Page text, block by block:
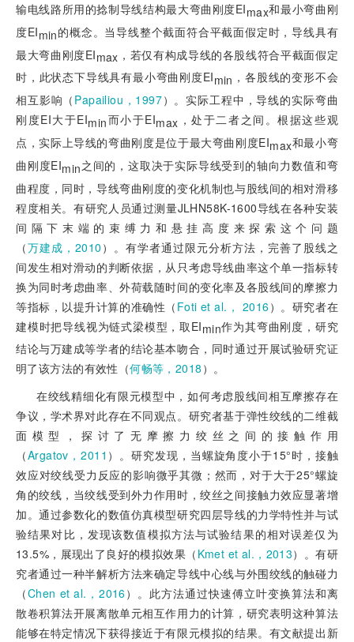
输电线路所用的捻制导线结构最大弯曲刚度EImax和最小弯曲刚
度EImin的概念。当导线整个截面符合平截面假定时，导线具有
最大弯曲刚度EImax ，若仅有构成导线的各股线符合平截面假定
时，此状态下导线具有最小弯曲刚度EImin ，各股线的变形不会
相互影响（ Papailiou，1997）。实际工程中，导线的实际弯曲
刚度EI大于EImin而小于EImax ，处于二者之间。根据这些观
点，实际上导线的弯曲刚度是位于最大弯曲刚度EImax和最小弯
曲刚度EImin之间的，这取决于实际导线受到的轴向力数值和弯
曲程度，同时，导线弯曲刚度的变化机制也与股线间的相对滑移
程度相关。有研究人员通过测量JLHN58K-1600导线在各种安装
间隔下末端的束缚力和悬挂高度来探索这个问题
（万建成，2010 ）。有学者通过限元分析方法，完善了股线之
间发生相对滑动的判断依据，从只考虑导线曲率这个单一指标转
换为同时考虑曲率、外荷载随时间的变化率及各股线间的摩擦力
等指标，以提升计算的准确性（ Foti et al.， 2016）。研究者在
建模时把导线视为链式梁模型，取EImin作为其弯曲刚度，研究
结论与万建成等学者的结论基本吻合，同时通过开展试验研究证
明了该方法的有效性（何畅等，2018 ）。
在绞线精细化有限元模型中，如何考虑股线间相互摩擦存在
争议，学术界对此存在不同观点。研究者基于弹性绞线的二维截
面模型，探讨了无摩擦力绞丝之间的接触作用
（Argatov，2011 ）。研究发现，当螺旋角度小于15°时，接触
效应对绞线受力反应的影响微乎其微；然而，对于大于25°螺旋
角的绞线，当绞线受到外力作用时，绞丝之间接触力效应显著增
加。通过参数化的数值仿真模型研究四层导线的力学特性并与试
验结果对比，发现该数值模拟方法与试验结果的相对误差仅为
13.5%，展现出了良好的模拟效果（ Kmet et al.，2013）。有研
究者通过一种半解析方法来确定导线中心线与外围绞线的触碰力
（Chen et al.，2016）。此方法通过快速傅立叶变换算法和离
散卷积算法开展离散单元相互作用力的计算，研究表明这种算法
能够在特定情况下获得接近于有限元模拟的结果。有文献提出新